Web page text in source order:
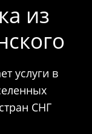
из
услуги в
СНГ